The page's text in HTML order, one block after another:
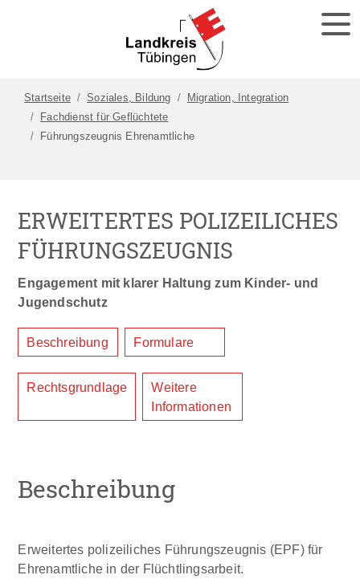
Startseite Soziales, Bildung
Migration, Integration
Fachdienst für Geflüchtete
Führungszeugnis Ehrenamtliche
ERWEITERTES POLIZEILICHES
FÜHRUNGSZEUGNIS
Engagement mit klarer Haltung zum Kinder- und
Jugendschutz
Beschreibung Formulare
Rechtsgrundlage
Weitere
Informationen
Beschreibung
Erweitertes polizeiliches Führungszeugnis (EPF) für
Ehrenamtliche in der Flüchtlingsarbeit.